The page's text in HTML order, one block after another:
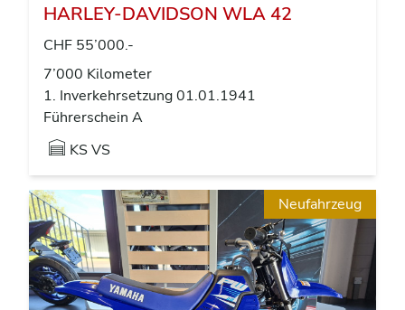
HARLEY-DAVIDSON WLA 42
CHF 55’000.-
7’000 Kilometer
1. Inverkehrsetzung 01.01.1941
Führerschein A
KS VS
Neufahrzeug